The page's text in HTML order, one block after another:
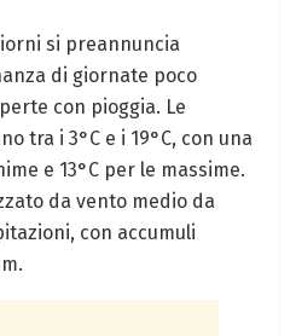
si preannuncia
di giornate poco
con pioggia. Le
tra i 3°C e i 19°C, con una
e 13°C per le massime.
da vento medio da
con accumuli